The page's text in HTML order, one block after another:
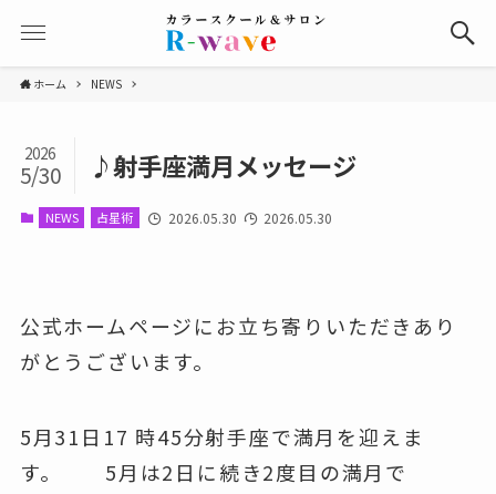
ホーム NEWS
♪射手座満月メッセージ
2026
5/30
NEWS 占星術 2026.05.30 2026.05.30
公式ホームページにお立ち寄りいただきあり
がとうございます。
5月31日17 時45分射手座で満月を迎えま
す。 5月は2日に続き2度目の満月で